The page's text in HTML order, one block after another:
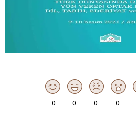
0 0 0 0